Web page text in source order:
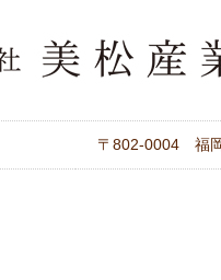
〒802-0004 福